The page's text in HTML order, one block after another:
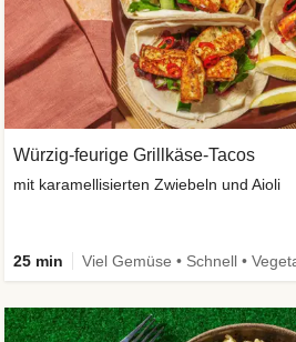
Würzig-feurige Grillkäse-Tacos
mit karamellisierten Zwiebeln und Aioli
25 min